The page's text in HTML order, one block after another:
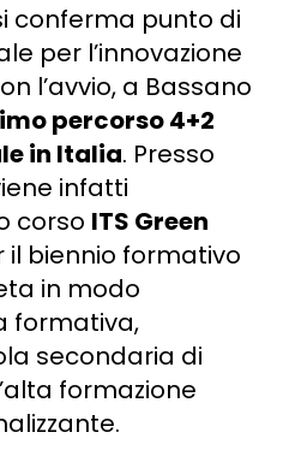
conferma punto di
per l’innovazione
l’avvio, a Bassano
percorso 4+2
in Italia. Presso
infatti
corso ITS Green
il biennio formativo
in modo
formativa,
secondaria di
formazione